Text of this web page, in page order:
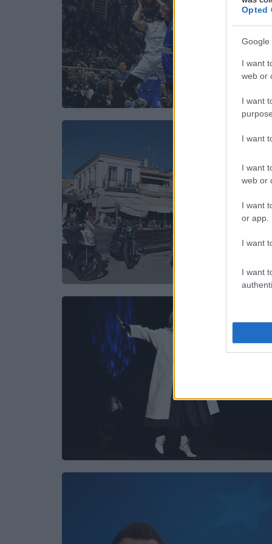
Opted
Google
I want
web or
I want
I want
I want
web or
I want
or app.
I want
I want